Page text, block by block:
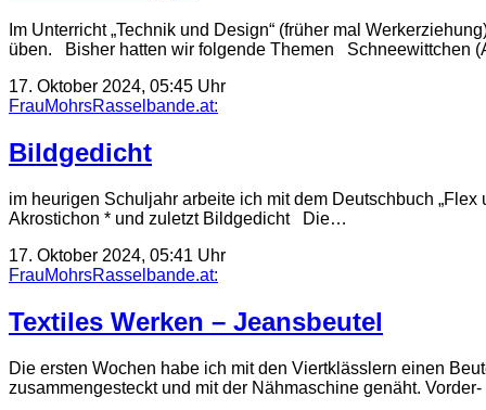
Im Unterricht „Technik und Design“ (früher mal
üben. Bisher hatten wir folgende Themen Schneewittchen
17. Oktober 2024, 05:45 Uhr
FrauMohrsRasselbande.at:
Bildgedicht
im heurigen Schuljahr arbeite ich mit dem Deutschbuch
Akrostichon * und zuletzt Bildgedicht Die…
17. Oktober 2024, 05:41 Uhr
FrauMohrsRasselbande.at:
Textiles Werken – Jeansbeutel
Die ersten Wochen habe ich mit den Viertklässlern einen
zusammengesteckt und mit der Nähmaschine genäht.